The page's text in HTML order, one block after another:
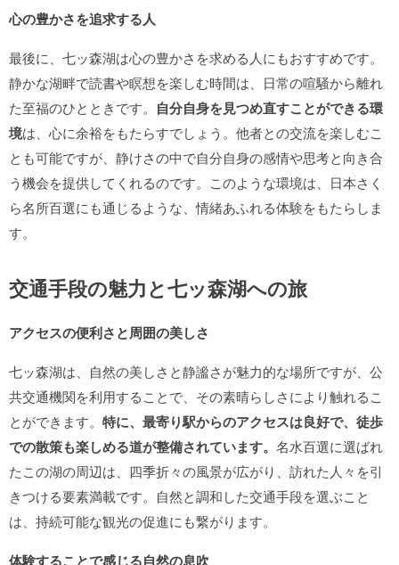
心の豊かさを追求する人
最後に、七ッ森湖は心の豊かさを求める人にもおすすめです。
静かな湖畔で読書や瞑想を楽しむ時間は、日常の喧騒から離れ
た至福のひとときです。 自分自身を見つめ直すことができる環
境は、心に余裕をもたらすでしょう。他者との交流を楽しむこ
とも可能ですが、静けさの中で自分自身の感情や思考と向き合
う機会を提供してくれるのです。このような環境は、日本さく
ら名所百選にも通じるような、情緒あふれる体験をもたらしま
す。
交通手段の魅力と七ッ森湖への旅
アクセスの便利さと周囲の美しさ
七ッ森湖は、自然の美しさと静謐さが魅力的な場所ですが、公
共交通機関を利用することで、その素晴らしさにより触れるこ
とができます。 特に、最寄り駅からのアクセスは良好で、徒歩
での散策も楽しめる道が整備されています。 名水百選に選ばれ
たこの湖の周辺は、四季折々の風景が広がり、訪れた人々を引
きつける要素満載です。自然と調和した交通手段を選ぶこと
は、持続可能な観光の促進にも繋がります。
体験することで感じる自然の息吹